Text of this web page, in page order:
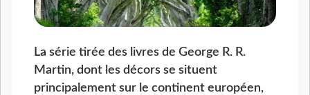
La série tirée des livres de George R. R.
Martin, dont les décors se situent
principalement sur le continent européen,